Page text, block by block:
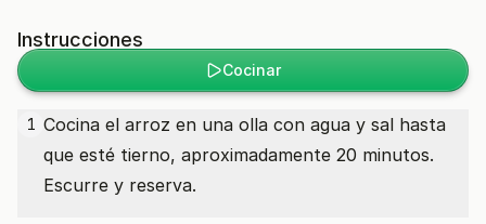
Instrucciones
Cocinar
1 Cocina el arroz en una olla con agua y sal hasta
que esté tierno, aproximadamente 20 minutos.
Escurre y reserva.